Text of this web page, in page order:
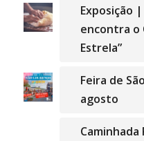
Exposição
encontra o
Estrela”
Feira de
agosto
Caminhada